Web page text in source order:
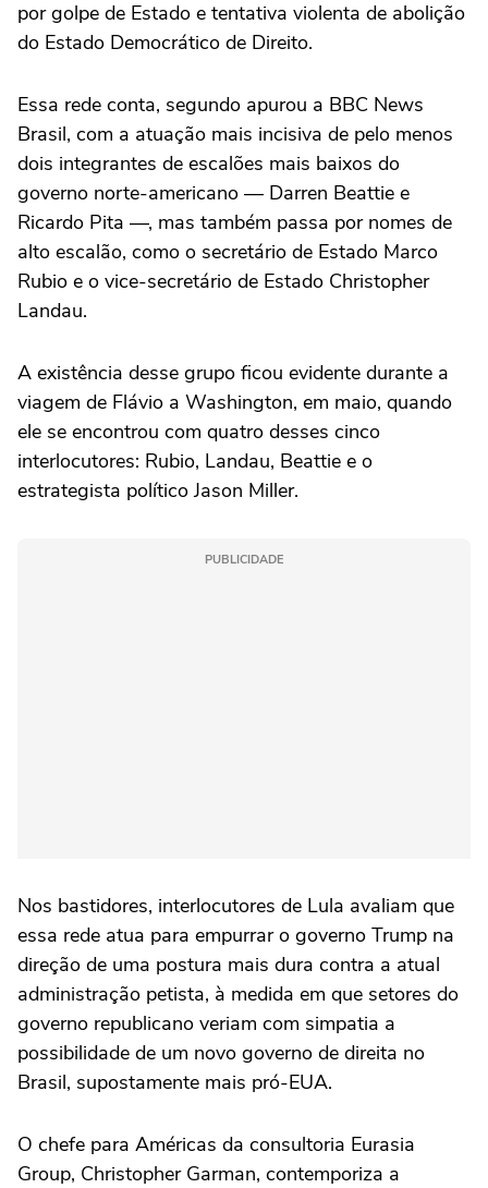
por golpe de Estado e tentativa violenta de abolição
do Estado Democrático de Direito.
Essa rede conta, segundo apurou a BBC News
Brasil, com a atuação mais incisiva de pelo menos
dois integrantes de escalões mais baixos do
governo norte-americano — Darren Beattie e
Ricardo Pita —, mas também passa por nomes de
alto escalão, como o secretário de Estado Marco
Rubio e o vice-secretário de Estado Christopher
Landau.
A existência desse grupo ficou evidente durante a
viagem de Flávio a Washington, em maio, quando
ele se encontrou com quatro desses cinco
interlocutores: Rubio, Landau, Beattie e o
estrategista político Jason Miller.
PUBLICIDADE
Nos bastidores, interlocutores de Lula avaliam que
essa rede atua para empurrar o governo Trump na
direção de uma postura mais dura contra a atual
administração petista, à medida em que setores do
governo republicano veriam com simpatia a
possibilidade de um novo governo de direita no
Brasil, supostamente mais pró-EUA.
O chefe para Américas da consultoria Eurasia
Group, Christopher Garman, contemporiza a